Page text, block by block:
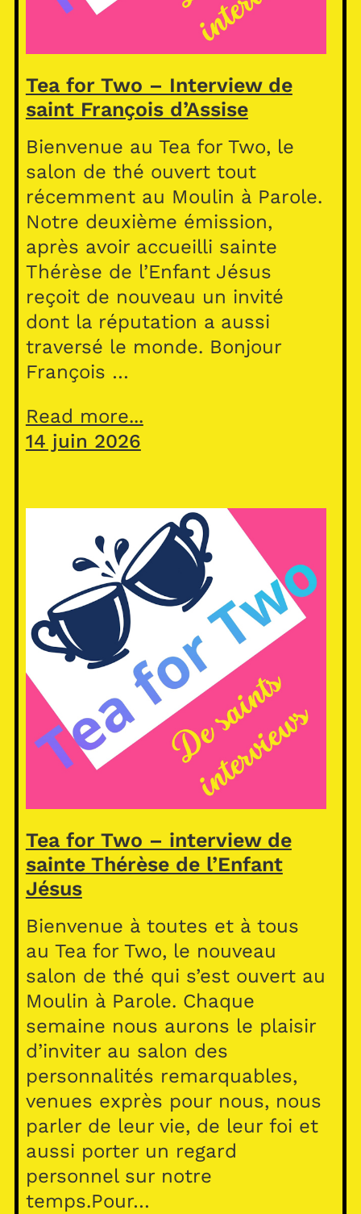
Tea for Two – Interview de
saint François d’Assise
Bienvenue au Tea for Two, le
salon de thé ouvert tout
récemment au Moulin à Parole.
Notre deuxième émission,
après avoir accueilli sainte
Thérèse de l’Enfant Jésus
reçoit de nouveau un invité
dont la réputation a aussi
traversé le monde. Bonjour
François …
Read more...
14 juin 2026
Tea for Two – interview de
sainte Thérèse de l’Enfant
Jésus
Bienvenue à toutes et à tous
au Tea for Two, le nouveau
salon de thé qui s’est ouvert au
Moulin à Parole. Chaque
semaine nous aurons le plaisir
d’inviter au salon des
personnalités remarquables,
venues exprès pour nous, nous
parler de leur vie, de leur foi et
aussi porter un regard
personnel sur notre
temps.Pour…